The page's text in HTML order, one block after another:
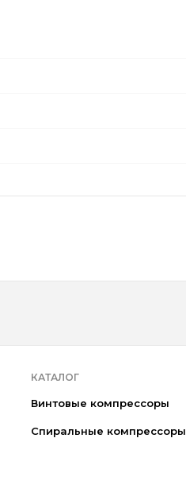
КАТАЛОГ
Винтовые компрессоры
Спиральные компрессоры